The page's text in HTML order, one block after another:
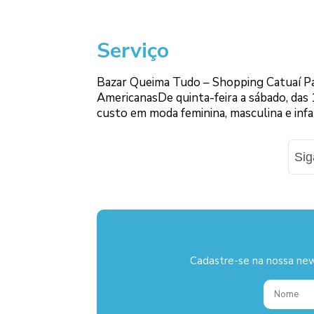
Serviço
Bazar Queima Tudo – Shopping Catuaí
AmericanasDe quinta-feira a sábado,
custo em moda feminina, masculina e
Cadastre-se na nossa